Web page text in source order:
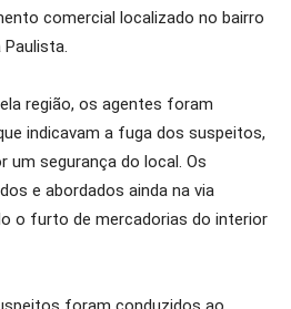
comercial localizado no bairro
região, os agentes foram
indicavam a fuga dos suspeitos,
um segurança do local. Os
e abordados ainda na via
o furto de mercadorias do interior